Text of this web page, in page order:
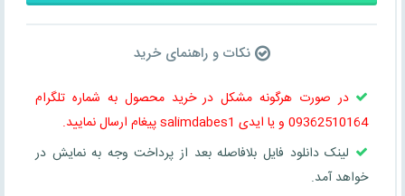
نکات و راهنمای خرید
در صورت هرگونه مشکل در خرید محصول به شماره تلگرام
09362510164 و یا ایدی salimdabes1 پیغام ارسال نمایید.
لینک دانلود فایل بلافاصله بعد از پرداخت وجه به نمایش در
خواهد آمد.